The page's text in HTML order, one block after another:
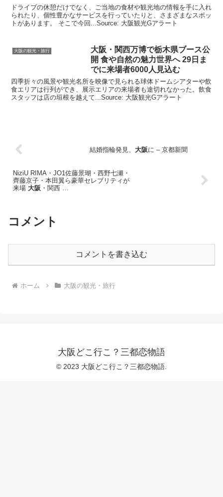
ドライブの休憩だけでなく、ご当地の食材や観光地の情報を手に入れ
られたり、個性豊かなサービスを行っていたりと、さまざまなスポッ
トがあります。 そこで今回...Source: 大阪観光Gアラート
大阪の観光・旅行 大阪 ・関西万博で栃木県ブース公
開 食や自然の魅力世界へ 29日ま
でに来場者6000人見込む
四季折々の風景や観光名所を映像で見られる球体ドームシアターや飲
食エリアは行列ができ、展示エリアの来場者も途切れなかった。飲食
スタッフは店の垣根を越えて...Source: 大阪観光Gアラート
結婚指輪発見、 大阪に – 京都新聞
NiziU RIMA・JO1佐藤景瑚・西野七瀬・
齊藤京子・本田翼ら豪華セレブリティが
来場 大阪 ・関西 …
コメント
コメントを書き込む
ホーム 大阪の観光・旅行
大阪どこ行こ？三都恋物語
© 2023 大阪どこ行こ？三都恋物語.